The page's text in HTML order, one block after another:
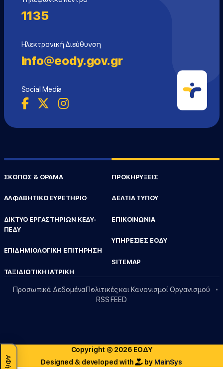
1135
Ηλεκτρονική Διεύθυνση
info@eody.gov.gr
Social Media
ΣΚΟΠΟΣ & ΟΡΑΜΑ
ΑΛΦΑΒΗΤΙΚΟ ΕΥΡΕΤΗΡΙΟ
ΔΙΚΤΥΟ ΕΡΓΑΣΤΗΡΙΩΝ ΚΕΔΥ-
ΠΕΔΥ
ΕΠΙΔΗΜΙΟΛΟΓΙΚΗ ΕΠΙΤΗΡΗΣΗ
ΤΑΞΙΔΙΩΤΙΚΗ ΙΑΤΡΙΚΗ
ΠΡΟΚΗΡΥΞΕΙΣ
ΔΕΛΤΙΑ ΤΥΠΟΥ
ΕΠΙΚΟΙΝΩΝΙΑ
ΥΠΗΡΕΣΙΕΣ ΕΟΔΥ
SITEMAP
Προσωπικά ΔεδομέναΠολιτικές και Κανονισμοί Οργανισμού
RSS FEED
Copyright © 2026 ΕΟΔΥ
Designed & developed with
by MainSys